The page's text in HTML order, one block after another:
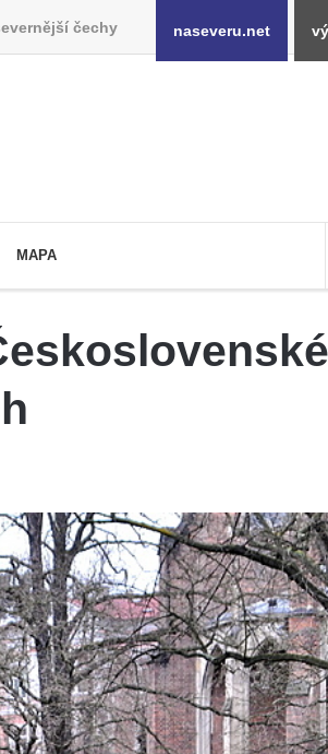
čechy naseveru.net
MAPA